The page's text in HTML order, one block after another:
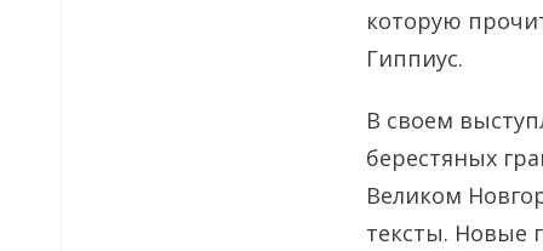
которую
Гиппиус.
В своем
берестяных
Великом
тексты. Новые